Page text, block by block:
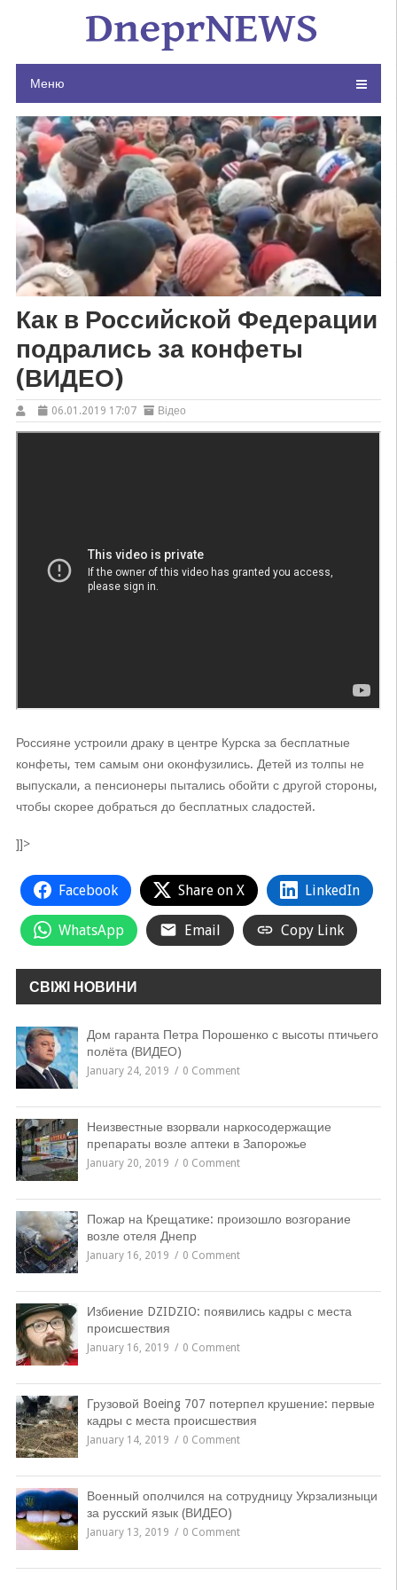
Меню
Как в Российской Федерации
подрались за конфеты
(ВИДЕО)
06.01.2019 17:07 Відео
Россияне устроили драку в центре Курска за бесплатные
конфеты, тем самым они оконфузились. Детей из толпы не
выпускали, а пенсионеры пытались обойти с другой стороны,
чтобы скорее добраться до бесплатных сладостей.
]]>
Facebook Share on X LinkedIn
WhatsApp Email Copy Link
СВІЖІ НОВИНИ
Дом гаранта Петра Порошенко с высоты птичьего
полёта (ВИДЕО)
January 24, 2019 0 Comment
Неизвестные взорвали наркосодержащие
препараты возле аптеки в Запорожье
January 20, 2019 0 Comment
Пожар на Крещатике: произошло возгорание
возле отеля Днепр
January 16, 2019 0 Comment
Избиение DZIDZIO: появились кадры с места
происшествия
January 16, 2019 0 Comment
Грузовой Boeing 707 потерпел крушение: первые
кадры с места происшествия
January 14, 2019 0 Comment
Военный ополчился на сотрудницу Укрзализныци
за русский язык (ВИДЕО)
January 13, 2019 0 Comment